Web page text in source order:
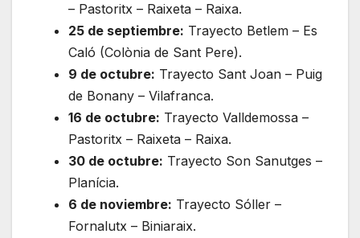
– Pastoritx – Raixeta – Raixa.
25 de septiembre: Trayecto Betlem – Es
Caló (Colònia de Sant Pere).
9 de octubre: Trayecto Sant Joan – Puig
de Bonany – Vilafranca.
16 de octubre: Trayecto Valldemossa –
Pastoritx – Raixeta – Raixa.
30 de octubre: Trayecto Son Sanutges –
Planícia.
6 de noviembre: Trayecto Sóller –
Fornalutx – Biniaraix.